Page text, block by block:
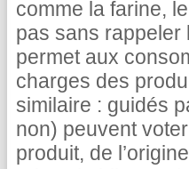
comme la farine,
pas sans rappeler
permet aux
charges des
similaire : guidés
non) peuvent
produit, de